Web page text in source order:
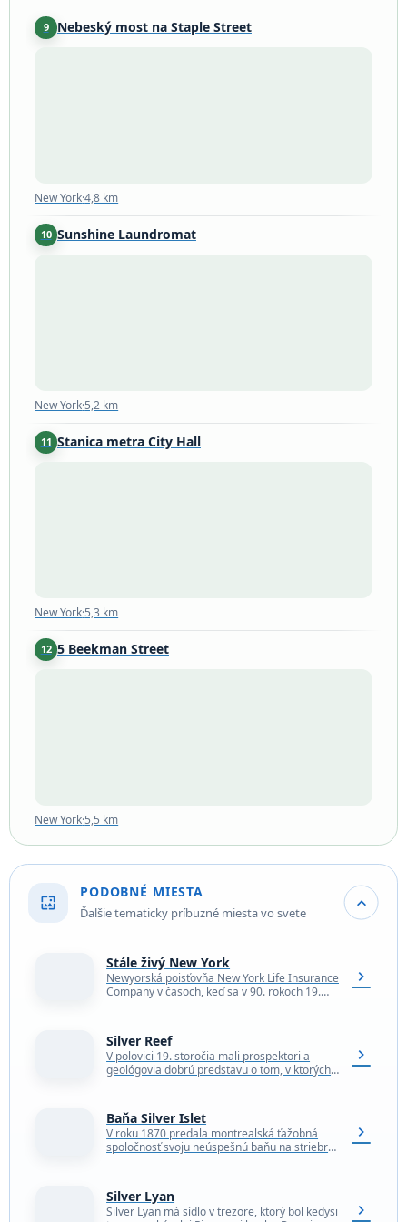
9 Nebeský most na Staple Street
New York·4,8 km
10 Sunshine Laundromat
New York·5,2 km
11 Stanica metra City Hall
New York·5,3 km
12 5 Beekman Street
New York·5,5 km
wallpaper
PODOBNÉ MIESTA
Ďalšie tematicky príbuzné miesta vo svete expand_more
Stále živý New York
Newyorská poisťovňa New York Life Insurance
Company v časoch, keď sa v 90. rokoch 19.
chevron_right
Silver Reef
V polovici 19. storočia mali prospektori a
geológovia dobrú predstavu o tom, v ktorých
chevron_right
Baňa Silver Islet
V roku 1870 predala montrealská ťažobná
spoločnosť svoju neúspešnú baňu na striebro
chevron_right
Silver Lyan
Silver Lyan má sídlo v trezore, ktorý bol kedysi
chevron_right